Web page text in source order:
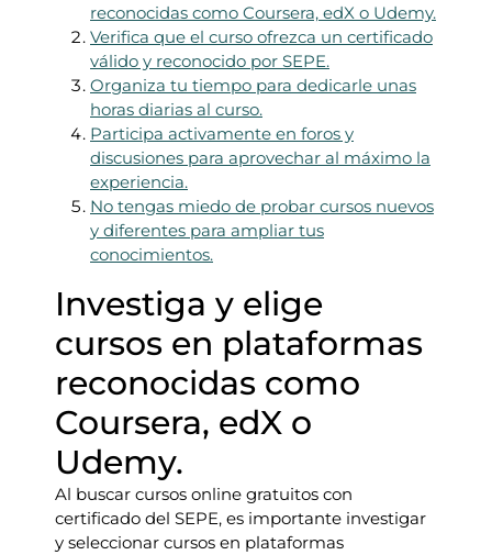
reconocidas como Coursera, edX o Udemy.
Verifica que el curso ofrezca un certificado
válido y reconocido por SEPE.
Organiza tu tiempo para dedicarle unas
horas diarias al curso.
Participa activamente en foros y
discusiones para aprovechar al máximo la
experiencia.
No tengas miedo de probar cursos nuevos
y diferentes para ampliar tus
conocimientos.
Investiga y elige
cursos en plataformas
reconocidas como
Coursera, edX o
Udemy.
Al buscar cursos online gratuitos con
certificado del SEPE, es importante investigar
y seleccionar cursos en plataformas